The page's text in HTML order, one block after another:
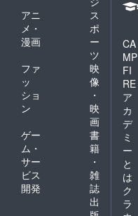
アニ
メ・
漫画
ス
ポ
ー
ツ
ファ
ッ
ショ
ン
映
像
・
映
画
ゲー
ム・
サー
ビス
開発
書
籍
・
雑
誌
出
CA
MP
FI
RE
ア
カ
デ
ミ
ー
と
は
ク
ラ